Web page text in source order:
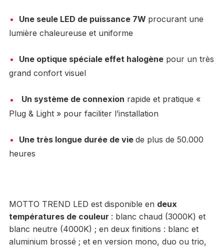
Une seule LED de puissance 7W procurant une
lumière chaleureuse et uniforme
Une optique spéciale effet halogènepour un très
grand confort visuel
Un système de connexion rapide et pratique «
Plug & Light » pour faciliter l’installation
Une très longue durée de vie de plus de 50.000
heures
MOTTO TREND LED est disponible en deux
températures de couleur : blanc chaud (3000K) et
blanc neutre (4000K) ; en deux finitions : blanc et
aluminium brossé ; et en version mono, duo ou trio,